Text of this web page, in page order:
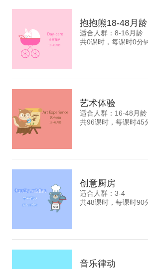
抱抱熊18-48月
适合人群：8-16月龄
共0课时，每课时0分
艺术体验
适合人群：16-48月龄
共96课时，每课时45
创意厨房
适合人群：3-4
共48课时，每课时90
音乐律动